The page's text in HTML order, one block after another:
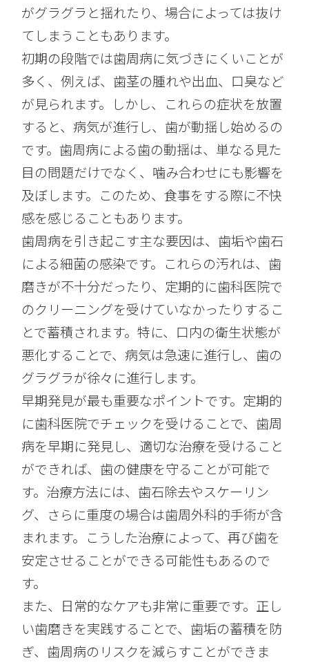
がグラグラと揺れたり、場合によっては抜け
てしまうこともあります。
初期の段階では歯周病に気づきにくいことが
多く、例えば、歯茎の腫れや出血、口臭など
が見られます。しかし、これらの症状を放置
すると、病気が進行し、歯が動揺し始めるの
です。歯周病による歯の動揺は、単なる見た
目の問題だけでなく、噛み合わせにも影響を
及ぼします。このため、食事をする際に不快
感を感じることもあります。
歯周病を引き起こす主な要因は、歯垢や歯石
による細菌の感染です。これらの汚れは、歯
磨きが不十分だったり、定期的に歯科医院で
のクリーニングを受けていなかったりするこ
とで蓄積されます。特に、口内の衛生状態が
悪化することで、病気は急速に進行し、歯の
グラグラが徐々に進行します。
早期発見が最も重要なポイントです。定期的
に歯科医院でチェックを受けることで、歯周
病を早期に発見し、適切な治療を受けること
ができれば、歯の健康を守ることが可能で
す。治療方法には、歯石除去やスケーリン
グ、さらに重度の場合は歯周外科的手術が含
まれます。こうした治療によって、再び歯を
安定させることができる可能性もあるので
す。
また、日常的なケアも非常に重要です。正し
い歯磨きを実践することで、歯垢の蓄積を防
ぎ、歯周病のリスクを減らすことができま